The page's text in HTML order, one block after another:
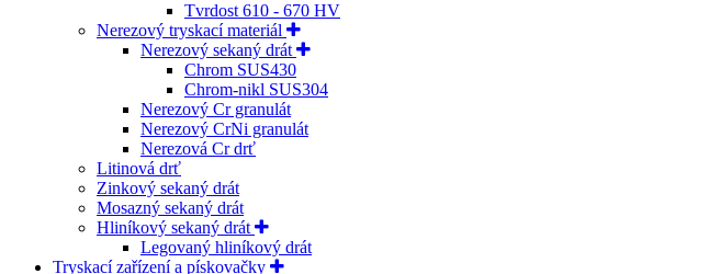
Tvrdost 610 - 670 HV
Nerezový tryskací materiál
Nerezový sekaný drát
Chrom SUS430
Chrom-nikl SUS304
Nerezový Cr granulát
Nerezový CrNi granulát
Nerezová Cr drť
Litinová drť
Zinkový sekaný drát
Mosazný sekaný drát
Hliníkový sekaný drát
Legovaný hliníkový drát
Tryskací zařízení a pískovačky